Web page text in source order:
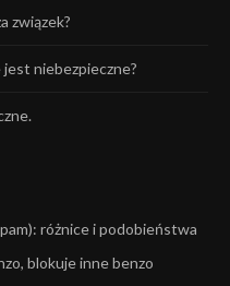
związek?
jest niebezpieczne?
różnice i podobieństwa
blokuje inne benzo